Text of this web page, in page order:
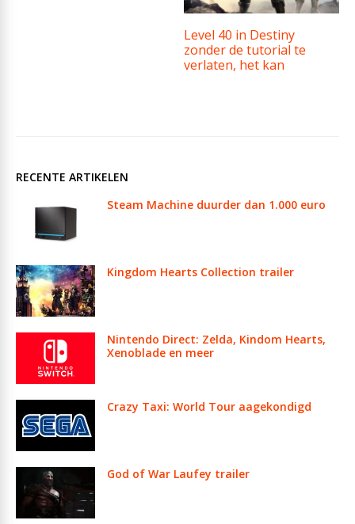
Level 40 in Destiny
zonder de tutorial te
verlaten, het kan
RECENTE ARTIKELEN
Steam Machine duurder dan 1.000 euro
Kingdom Hearts Collection trailer
Nintendo Direct: Zelda, Kindom Hearts,
Xenoblade en meer
Crazy Taxi: World Tour aagekondigd
God of War Laufey trailer